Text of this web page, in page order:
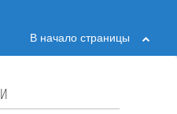
В начало страницы